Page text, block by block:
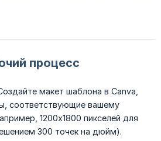
процесс
макет шаблона в Canva,
соответствующие вашему
1200x1800 пикселей для
300 точек на дюйм).